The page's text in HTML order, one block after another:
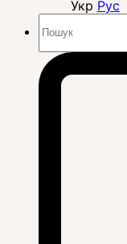
Укр Рус